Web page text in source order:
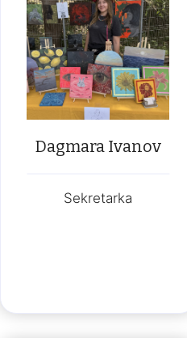
Dagmara Ivanov
Sekretarka